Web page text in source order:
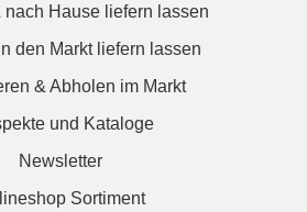
nach Hause liefern lassen
den Markt liefern lassen
& Abholen im Markt
und Kataloge
Newsletter
Sortiment